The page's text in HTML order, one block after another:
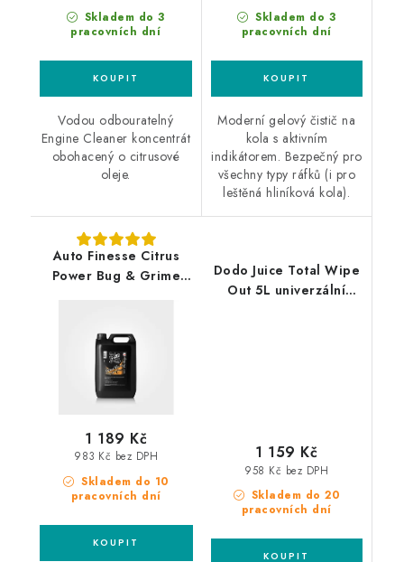
Skladem do 3
pracovních dní
Vodou odbouratelný
Engine Cleaner koncentrát
obohacený o citrusové
oleje.
Skladem do 3
pracovních dní
Moderní gelový čistič na
kola s aktivním
indikátorem. Bezpečný pro
všechny typy ráfků (i pro
leštěná hliníková kola).
Auto Finesse Citrus
Power Bug & Grime
hmyzu a špíny
Skladem do 10
pracovních dní
983 Kč bez DPH
1 189 Kč
Dodo Juice Total Wipe
Out 5L univerzální
Skladem do 20
pracovních dní
958 Kč bez DPH
1 159 Kč